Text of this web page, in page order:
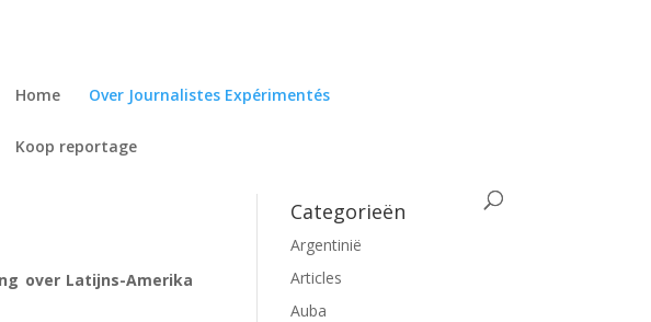
Home Over Journalistes Expérimentés
Koop reportage
over Latijns-Amerika
Categorieën
Argentinië
Articles
Auba